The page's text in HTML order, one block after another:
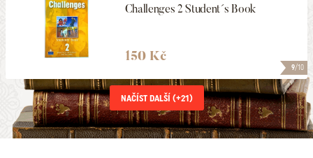
9/10
Challenges 2 Student´s Book
150 Kč
NAČÍST DALŠÍ (+21)